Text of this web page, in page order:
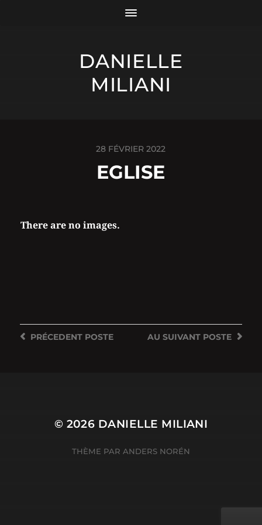
DANIELLE
MILIANI
28 FÉVRIER 2022
EGLISE
There are no images.
AU SUIVANT POSTE
PRÉCEDENTPOSTE
© 2026 DANIELLE MILIANI
THÈME PAR ANDERS NORÉN